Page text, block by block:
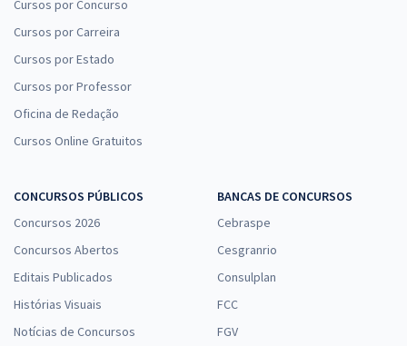
Cursos por Concurso
Cursos por Carreira
Cursos por Estado
Cursos por Professor
Oficina de Redação
Cursos Online Gratuitos
CONCURSOS PÚBLICOS
Concursos 2026
Concursos Abertos
Editais Publicados
Histórias Visuais
Notícias de Concursos
BANCAS DE CONCURSOS
Cebraspe
Cesgranrio
Consulplan
FCC
FGV